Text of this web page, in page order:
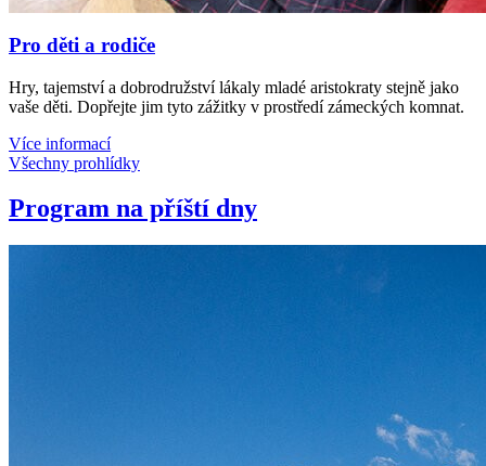
Pro děti a rodiče
Hry, tajemství a dobrodružství lákaly mladé aristokraty stejně jako
vaše děti. Dopřejte jim tyto zážitky v prostředí zámeckých komnat.
Více informací
Všechny prohlídky
Program na příští dny